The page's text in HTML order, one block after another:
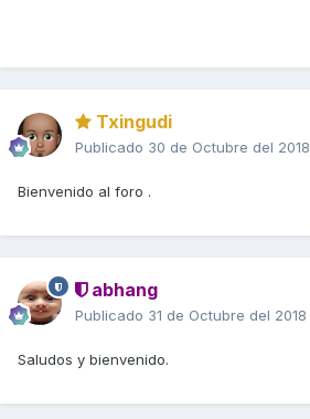
Txingudi
Publicado 30 de Octubre del 2018
Bienvenido al foro .
abhang
Publicado 31 de Octubre del 2018
Saludos y bienvenido.